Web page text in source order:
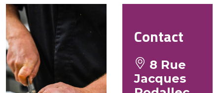
Contact
8 Rue
Jacques